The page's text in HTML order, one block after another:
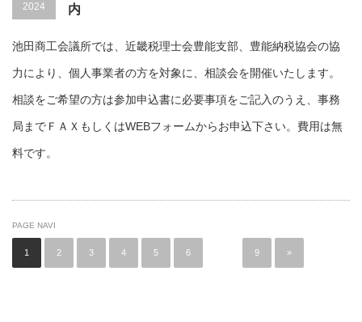
2024
内
池田商工会議所では、近畿税理士会豊能支部、豊能納税協会の協
力により、個人事業者の方を対象に、相談会を開催いたします。
相談をご希望の方は参加申込書に必要事項をご記入のうえ、事務
局までＦＡＸもしくはWEBフォームからお申込下さい。費用は無
料です。
PAGE NAVI
1 2 3 4 5 6 9 »